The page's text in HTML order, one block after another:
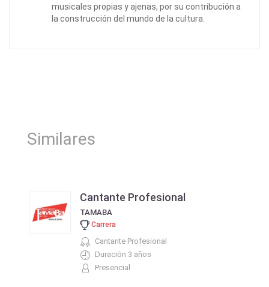
musicales propias y ajenas, por su contribución a
la construcción del mundo de la cultura.
Similares
Cantante Profesional
TAMABA
Carrera
Cantante Profesional
Duración 3 años
Presencial